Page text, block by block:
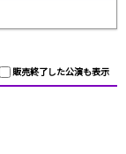
販売終了した公演も表示